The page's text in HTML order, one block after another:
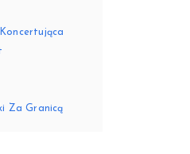
Za Granicą